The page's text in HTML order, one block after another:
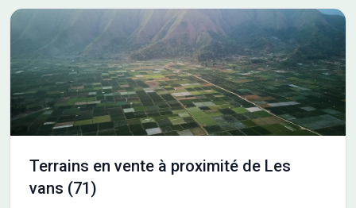
d'un projet de construction sur mesure avec Maison France
Confort (CCMI) : maison clé en main et personnalisée selon vos
critères, respect des normes RE 2020, et toutes les garanties
nécessaires pour sécuriser votre projet. L'adresse précise est
communiquée lors d'un premier rendez-vous, afin de définir
ensemble les grandes lignes de votre projet (budget, type de
maison, localisation). Pour plus d'informations ou pour convenir
d'un rendez-vous, contactez-moi directement : Mélanie
DEFFOBIS - Maison France Confort, Agence de Vallon Pont
d'Arc 06 46 26 20 66
Terrains en vente à proximité de Les
vans (71)